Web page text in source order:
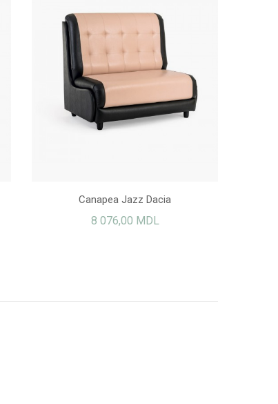
Canapea Jazz Dacia
8 076,00 MDL